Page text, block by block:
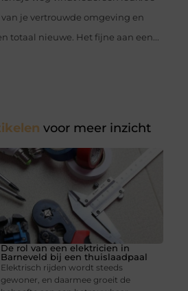
je vertrouwde omgeving en
totaal nieuwe. Het fijne aan een...
voor meer inzicht
De rol van een elektricien in
Barneveld bij een thuislaadpaal
Elektrisch rijden wordt steeds
gewoner, en daarmee groeit de